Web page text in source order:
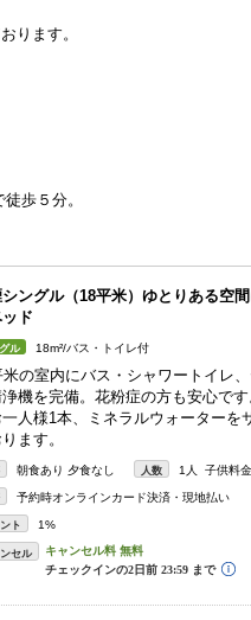
ります。
歩５分。
ングル（18平米）ゆとりある空
ド
ル 18m²/バス・トイレ付
米の室内にバス・シャワートイレ
機を完備。花粉症の方も安心で
一人様1本、ミネラルウォーターを
ます。
朝食あり 夕食なし 人数 1人 子供料
予約時オンラインカード決済・現地払い
ト 1%
セル